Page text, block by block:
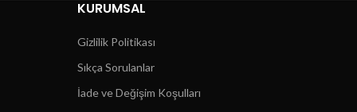
KURUMSAL
Gizlilik Politikası
Sıkça Sorulanlar
İade ve Değişim Koşulları